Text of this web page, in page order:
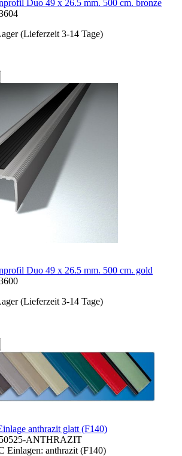
Duo 49 x 26.5 mm. 500 cm. bronze
(Lieferzeit 3-14 Tage)
Duo 49 x 26.5 mm. 500 cm. gold
(Lieferzeit 3-14 Tage)
anthrazit glatt (F140)
ANTHRAZIT
Einlagen: anthrazit (F140)